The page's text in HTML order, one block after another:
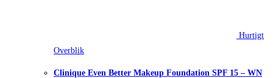
Hurtigt
Overblik
Clinique Even Better Makeup Foundation SPF 15 – WN